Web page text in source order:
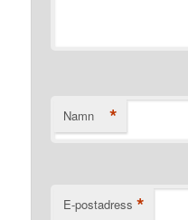
Namn *
E-postadress *